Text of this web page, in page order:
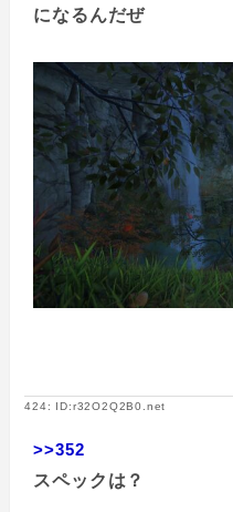
になるんだぜ
424: ID:r32O2Q2B0.net
>>352
スペックは？